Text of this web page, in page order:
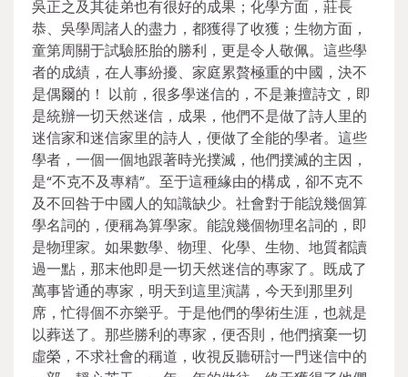
吳正之及其徒弟也有很好的成果；化學方面，莊長
恭、吳學周諸人的盡力，都獲得了收獲；生物方面，
童第周關于試驗胚胎的勝利，更是令人敬佩。這些學
者的成績，在人事紛擾、家庭累贅極重的中國，決不
是偶爾的！ 以前，很多學迷信的，不是兼擅詩文，即
是統辦一切天然迷信，成果，他們不是做了詩人里的
迷信家和迷信家里的詩人，便做了全能的學者。這些
學者，一個一個地跟著時光撲滅，他們撲滅的主因，
是“不克不及專精”。至于這種緣由的構成，卻不克不
及不回咎于中國人的知識缺少。社會對于能說幾個算
學名詞的，便稱為算學家。能說幾個物理名詞的，即
是物理家。如果數學、物理、化學、生物、地質都讀
過一點，那末他即是一切天然迷信的專家了。既成了
萬事皆通的專家，明天到這里演講，今天到那里列
席，忙得個不亦樂乎。于是他們的學術生涯，也就是
以葬送了。那些勝利的專家，便否則，他們擯棄一切
虛榮，不求社會的稱道，收視反聽研討一門迷信中的